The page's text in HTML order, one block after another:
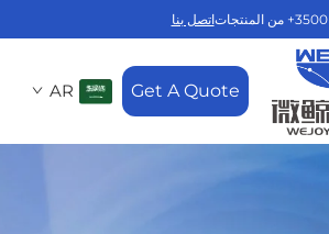
3500+ من المنتجات اتصل بنا
Get A Quote
AR